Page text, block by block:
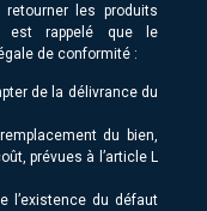
les produits
est rappelé que le
de conformité :
de la délivrance du
du bien,
prévues à l’article L
l’existence du défaut